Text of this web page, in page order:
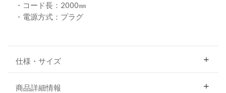
・コード長：2000㎜
・電源方式：プラグ
仕様・サイズ
商品詳細情報